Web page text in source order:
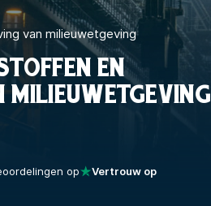
van milieuwetgeving
EN
MILIEUWETGEVING
op Vertrouw op